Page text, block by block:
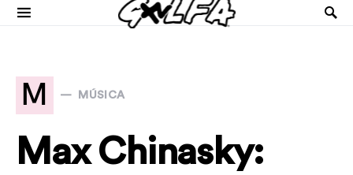
M MÚSICA
Max Chinasky: